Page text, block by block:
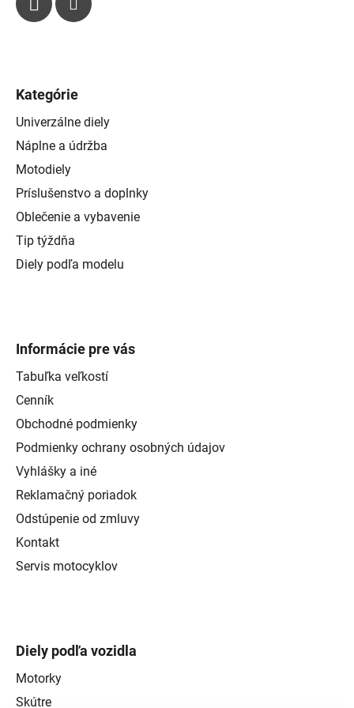
Kategórie
Univerzálne diely
Náplne a údržba
Motodiely
Príslušenstvo a doplnky
Oblečenie a vybavenie
Tip týždňa
Diely podľa modelu
Informácie pre vás
Tabuľka veľkostí
Cenník
Obchodné podmienky
Podmienky ochrany osobných údajov
Vyhlášky a iné
Reklamačný poriadok
Odstúpenie od zmluvy
Kontakt
Servis motocyklov
Diely podľa vozidla
Motorky
Skútre